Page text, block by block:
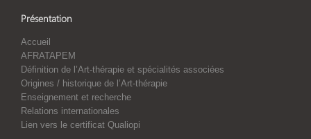
Présentation
Accueil
AFRATAPEM
Définition de l’Art-thérapie et spécialités associées
Origines / historique de l’Art-thérapie
Enseignement et recherche
Relations internationales
Lien vers le certificat Qualiopi